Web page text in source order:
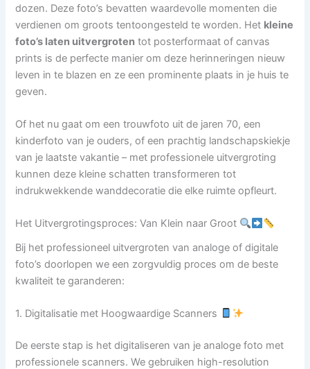
dozen. Deze foto’s bevatten waardevolle momenten die
verdienen om groots tentoongesteld te worden. Het kleine
foto’s laten uitvergroten tot posterformaat of canvas
prints is de perfecte manier om deze herinneringen nieuw
leven in te blazen en ze een prominente plaats in je huis te
geven.
Of het nu gaat om een trouwfoto uit de jaren 70, een
kinderfoto van je ouders, of een prachtig landschapskiekje
van je laatste vakantie – met professionele uitvergroting
kunnen deze kleine schatten transformeren tot
indrukwekkende wanddecoratie die elke ruimte opfleurt.
Het Uitvergrotingsproces: Van Klein naar Groot
Bij het professioneel uitvergroten van analoge of digitale
foto’s doorlopen we een zorgvuldig proces om de beste
kwaliteit te garanderen:
1. Digitalisatie met Hoogwaardige Scanners
De eerste stap is het digitaliseren van je analoge foto met
professionele scanners. We gebruiken high-resolution